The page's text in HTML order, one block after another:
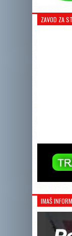
ZAVOD ZA
IMAŠ